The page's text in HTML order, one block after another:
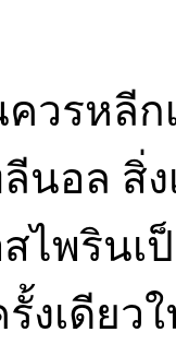
วรหลีก
นอล สิ่
ไพรินเ
งเดียว